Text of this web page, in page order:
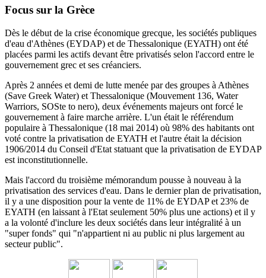
Focus sur la Grèce
Dès le début de la crise économique grecque, les sociétés publiques
d'eau d'Athènes (EYDAP) et de Thessalonique (EYATH) ont été
placées parmi les actifs devant être privatisés selon l'accord entre le
gouvernement grec et ses créanciers.
Après 2 années et demi de lutte menée par des groupes à Athènes
(Save Greek Water) et Thessalonique (Mouvement 136, Water
Warriors, SOSte to nero), deux événements majeurs ont forcé le
gouvernement à faire marche arrière. L'un était le référendum
populaire à Thessalonique (18 mai 2014) où 98% des habitants ont
voté contre la privatisation de EYATH et l'autre était la décision
1906/2014 du Conseil d'Etat statuant que la privatisation de EYDAP
est inconstitutionnelle.
Mais l'accord du troisième mémorandum pousse à nouveau à la
privatisation des services d'eau. Dans le dernier plan de privatisation,
il y a une disposition pour la vente de 11% de EYDAP et 23% de
EYATH (en laissant à l'Etat seulement 50% plus une actions) et il y
a la volonté d'inclure les deux sociétés dans leur intégralité à un
"super fonds" qui "n'appartient ni au public ni plus largement au
secteur public".